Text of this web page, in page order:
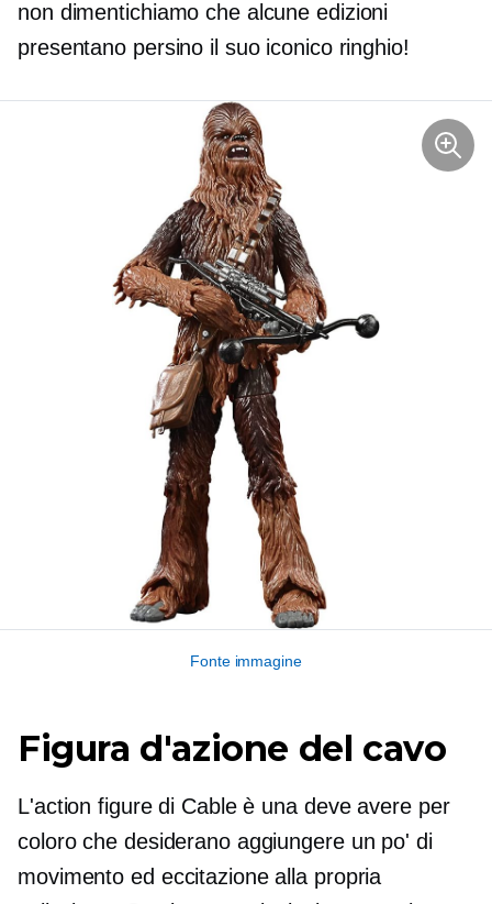
non dimentichiamo che alcune edizioni
presentano persino il suo iconico ringhio!
Fonte immagine
Figura d'azione del cavo
L'action figure di Cable è una deve avereper
coloro che desiderano aggiungere un po' di
movimento ed eccitazione alla propria